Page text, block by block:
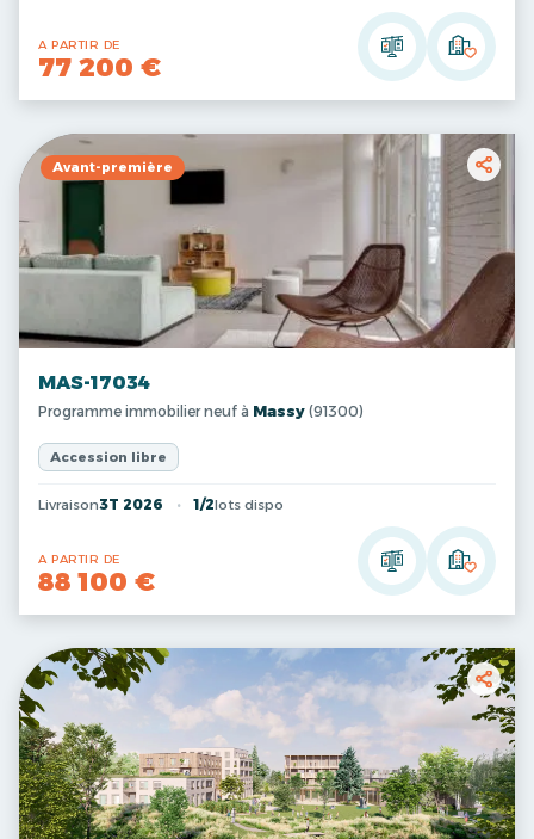
A PARTIR DE
77 200 €
Avant-première
MAS-17034
Programme immobilier neuf à Massy (91300)
Accession libre
Livraison3T 2026 1/2lots dispo
A PARTIR DE
88 100 €